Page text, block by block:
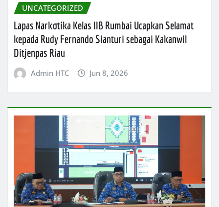
UNCATEGORIZED
Lapas Narkotika Kelas IIB Rumbai Ucapkan Selamat
kepada Rudy Fernando Sianturi sebagai Kakanwil
Ditjenpas Riau
Admin HTC Jun 8, 2026